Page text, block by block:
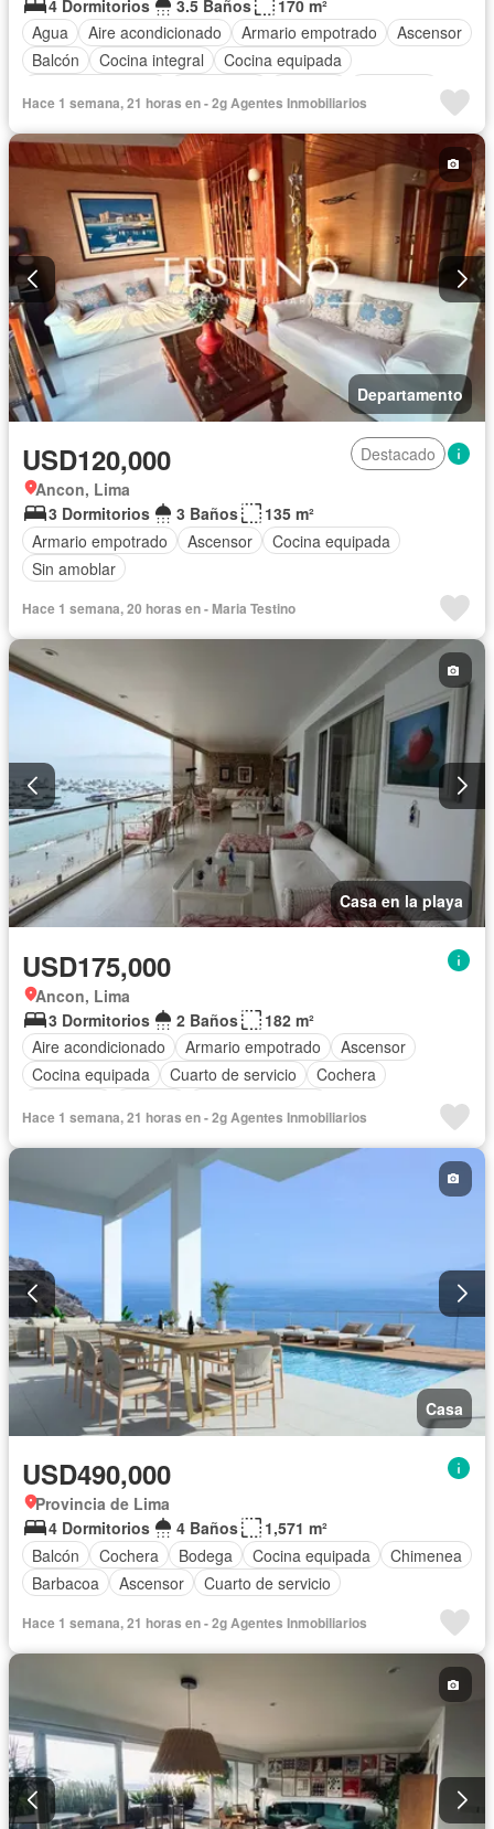
4 Dormitorios
3.5 Baños
170 m²
Agua
Aire acondicionado Armario empotrado
Ascensor
Balcón
Cocina integral
Cocina equipada
Terraza
Vista panorámica Completamente amoblado
Hace 1 semana, 21 horas en - 2g Agentes Inmobiliarios
Departamento
USD120,000
Destacado
Ancon, Lima
3 Dormitorios
3 Baños
135 m²
Armario empotrado
Ascensor
Cocina equipada
Sin amoblar
Hace 1 semana, 20 horas en - Maria Testino
Casa en la playa
USD175,000
Ancon, Lima
3 Dormitorios
2 Baños
182 m²
Aire acondicionado
Armario empotrado
Ascensor
Cocina equipada
Cuarto de servicio
Cochera
Completamente amoblado
Hace 1 semana, 21 horas en - 2g Agentes Inmobiliarios
Casa
USD490,000
Provincia de Lima
4 Dormitorios
4 Baños
1,571 m²
Balcón
Cochera Bodega Cocina equipada
Chimenea
Barbacoa
Ascensor Cuarto de servicio
Hace 1 semana, 21 horas en - 2g Agentes Inmobiliarios